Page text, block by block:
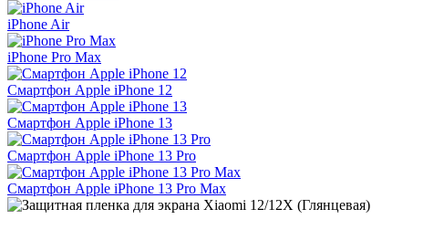
iPhone Air
iPhone Pro Max
Смартфон Apple iPhone 12
Смартфон Apple iPhone 13
Смартфон Apple iPhone 13 Pro
Смартфон Apple iPhone 13 Pro Max